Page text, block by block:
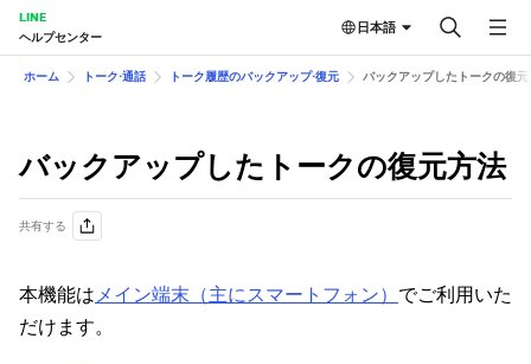
LINE
ヘルプセンター
日本語
ホーム トーク⋅通話 トーク履歴のバックアップ⋅復元 バックアップしたトークの復
バックアップしたトークの復元方法
共有する
本機能はメイン端末（主にスマートフォン） でご利用いた
だけます。